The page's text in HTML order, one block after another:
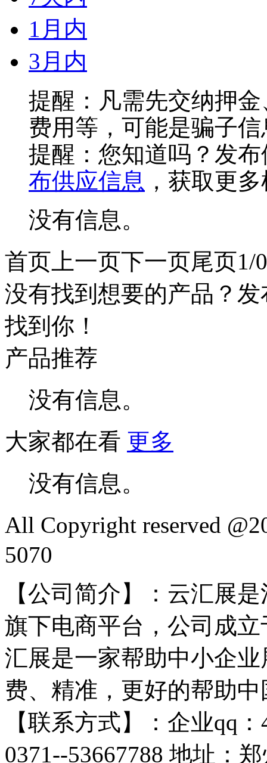
1月内
3月内
提醒：凡需先交纳押
费用等，可能是骗子
提醒：您知道吗？发
布供应信息 ，获取更
没有信息。
首页 上一页下一页尾页1/
没有找到想要的产品？
找到你！
产品推荐
没有信息。
大家都在看 更多
没有信息。
All Copyright reserved
5070
【公司简介】：云汇展
旗下电商平台，公司成
汇展是一家帮助中小企
费、精准，更好的帮助
【联系方式】：企业qq
0371--53667788 地址：